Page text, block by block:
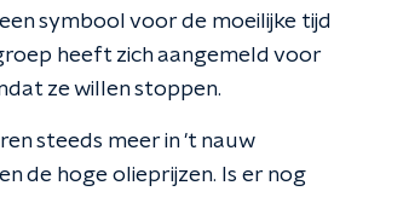
symbool voor de moeilijke tijd
heeft zich aangemeld voor
ze willen stoppen.
steeds meer in 't nauw
de hoge olieprijzen. Is er nog